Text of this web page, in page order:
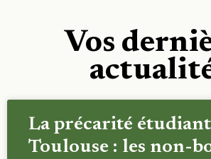
Vos
La précarité
Toulouse : les non-